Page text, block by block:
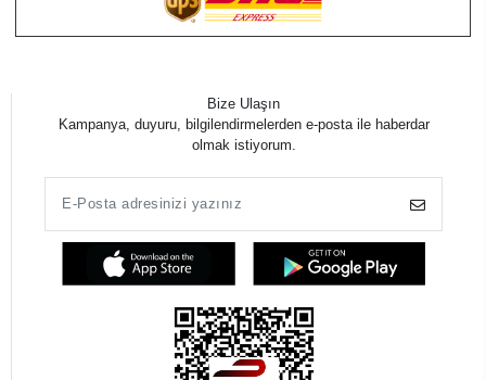
Bize Ulaşın
Kampanya, duyuru, bilgilendirmelerden e-posta ile haberdar
olmak istiyorum.